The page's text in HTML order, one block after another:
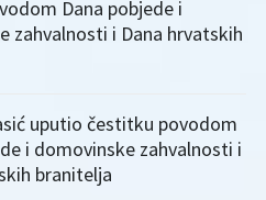
Dana pobjede i
zahvalnosti i Dana hrvatskih
uputio čestitku povodom
i domovinske zahvalnosti i
branitelja